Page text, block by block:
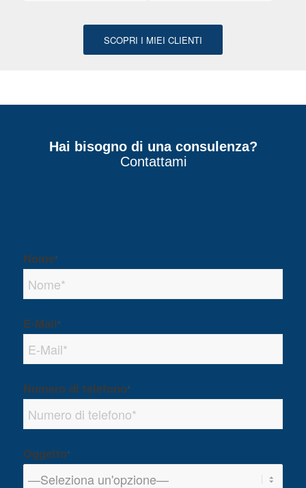
SCOPRI I MIEI CLIENTI
Hai bisogno di una consulenza?
Contattami
Nome*
E-Mail*
Numero di telefono*
Oggetto*